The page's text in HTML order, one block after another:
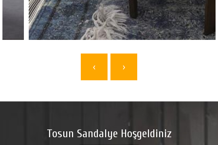
‹ ›
Tosun Sandalye Hoşgeldiniz